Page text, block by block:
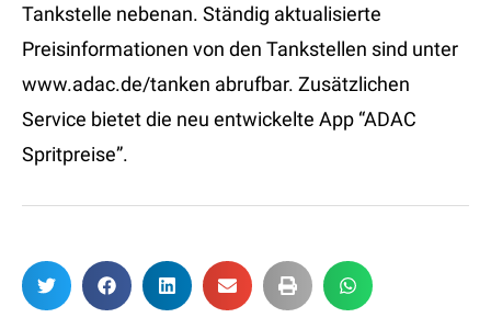
Tankstelle nebenan. Ständig aktualisierte
Preisinformationen von den Tankstellen sind unter
www.adac.de/tanken abrufbar. Zusätzlichen
Service bietet die neu entwickelte App “ADAC
Spritpreise”.